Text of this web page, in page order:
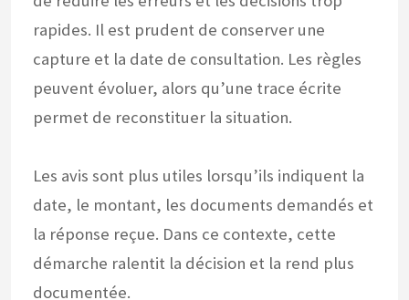
rapides. Il est prudent de conserver une
capture et la date de consultation. Les règles
peuvent évoluer, alors qu’une trace écrite
permet de reconstituer la situation.
Les avis sont plus utiles lorsqu’ils indiquent la
date, le montant, les documents demandés et
la réponse reçue. Dans ce contexte, cette
démarche ralentit la décision et la rend plus
documentée.